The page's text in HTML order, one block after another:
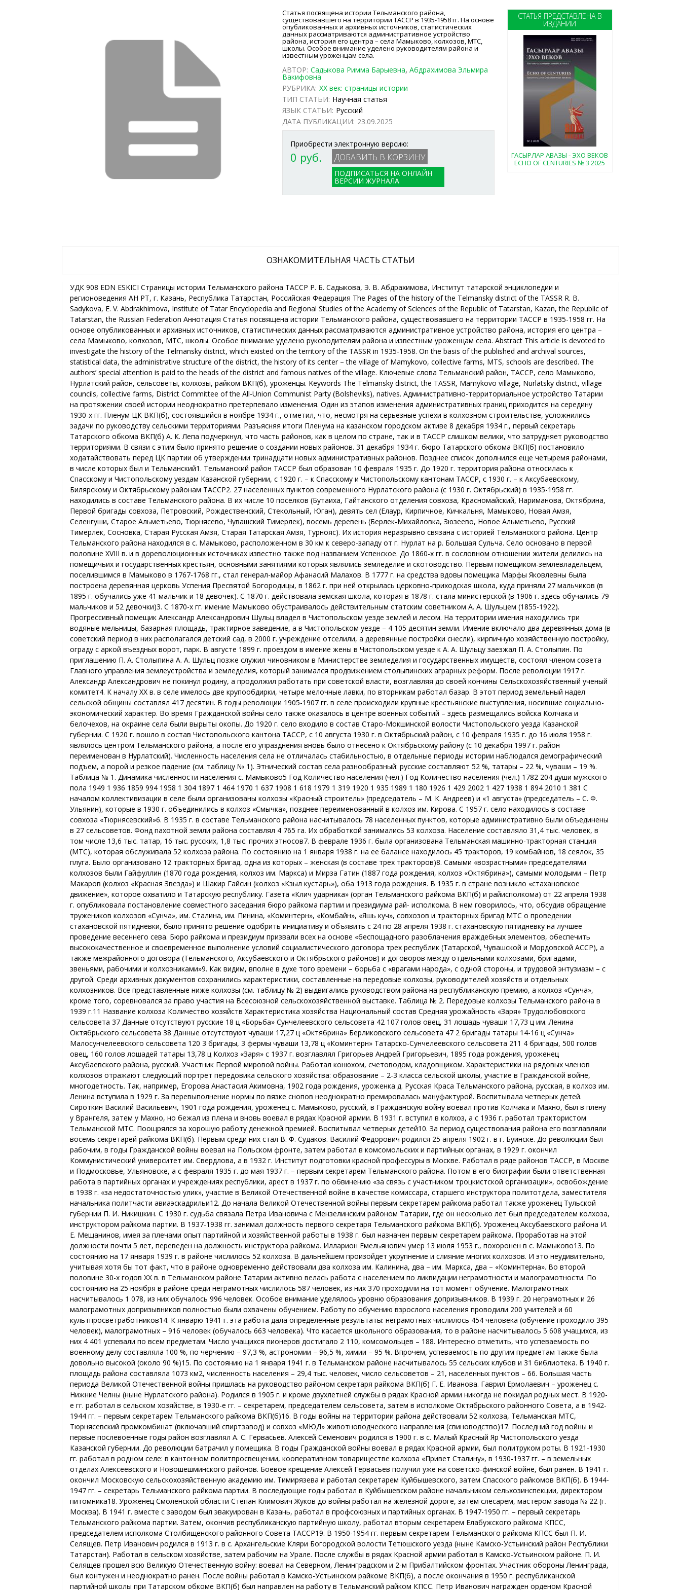
Статья посвящена истории Тельманского района,
существовавшего на территории ТАССР в 1935-1958 гг. На основе
опубликованных и архивных источников, статистических
данных рассматриваются административное устройство
района, история его центра – села Мамыково, колхозов, МТС,
школы. Особое внимание уделено руководителям района и
известным уроженцам села.
АВТОР: Садыкова Римма Барыевна,Абдрахимова Эльмира
Вакифовна
РУБРИКА: ХХ век: страницы истории
ТИП СТАТЬИ: Научная статья
ЯЗЫК СТАТЬИ: Русский
ДАТА ПУБЛИКАЦИИ: 23.09.2025
Приобрести электронную версию:
0 руб.
ПОДПИСАТЬСЯ НА ОНЛАЙН
ВЕРСИИ ЖУРНАЛА
СТАТЬЯ ПРЕДСТАВЛЕНА В
ИЗДАНИИ
ГАСЫРЛАР АВАЗЫ - ЭХО ВЕКОВ
ECHO OF CENTURIES № 3 2025
ОЗНАКОМИТЕЛЬНАЯ ЧАСТЬ СТАТЬИ
УДК 908 EDN ESKICI Страницы истории Тельманского района ТАССР Р. Б. Садыкова, Э. В. Абдрахимова, Институт татарской энциклопедии и регионоведения АН РТ, г. Казань, Республика Татарстан, Российская Федерация The Pages of the history of the Telmansky district of the TASSR R. B. Sadykova, E. V. Abdrakhimova, Institute of Tatar Encyclopedia and Regional Studies of the Academy of Sciences of the Republic of Tatarstan, Kazan, the Republic of Tatarstan, the Russian Federation Аннотация Статья посвящена истории Тельманского района, существовавшего на территории ТАССР в 1935-1958 гг. На основе опубликованных и архивных источников, статистических данных рассматриваются административное устройство района, история его центра – села Мамыково, колхозов, МТС, школы. Особое внимание уделено руководителям района и известным уроженцам села. Abstract This article is devoted to investigate the history of the Telmansky district, which existed on the territory of the TASSR in 1935-1958. On the basis of the published and archival sources, statistical data, the administrative structure of the district, the history of its center – the village of Mamykovo, collective farms, MTS, schools are described. The authors’ special attention is paid to the heads of the district and famous natives of the village. Ключевые слова Тельманский район, ТАССР, село Мамыково, Нурлатский район, сельсоветы, колхозы, райком ВКП(б), уроженцы. Keywords The Telmansky district, the TASSR, Mamykovo village, Nurlatsky district, village councils, collective farms, District Committee of the All-Union Communist Party (Bolsheviks), natives. Административно-тер­риториаль­ное устройство Татарии на протяжении своей истории неоднократно претерпевало изменения. Один из этапов изменения административных границ приходится на середину 1930-х гг. Пленум ЦК ВКП(б), состоявшийся в ноябре 1934 г., отметил, что, несмотря на серьезные успехи в колхозном строительстве, усложнились задачи по руководству сельскими территориями. Разъясняя итоги Пленума на казанском городском активе 8 декабря 1934 г., первый секретарь Татарского обкома ВКП(б) А. К. Лепа подчеркнул, что часть районов, как в целом по стране, так и в ТАССР слишком велики, что затрудняет руководство территориями. В связи с этим было принято решение о создании новых районов. 31 декабря 1934 г. бюро Татарского обкома ВКП(б) постановило ходатайствовать перед ЦК партии об утверждении тринадцати новых административных районов. Позднее список дополнился еще четыремя районами, в числе которых был и Тельманский1. Тельманский район ТАССР был образован 10 февраля 1935 г. До 1920 г. территория района относилась к Спасскому и Чистопольскому уездам Казанской губернии, с 1920 г. – к Спасскому и Чистопольскому кантонам ТАССР, с 1930 г. – к Аксубаевскому, Билярскому и Октябрьскому районам ТАССР2. 27 населенных пунктов современного Нурлатского района (с 1930 г. Октябрьский) в 1935-1958 гг. находились в составе Тельманского района. В их числе 10 поселков (Бутаиха, Гайтанского отделения совхоза, Красномайский, Нариманова, Октябрина, Первой бригады совхоза, Петровский, Рождественский, Стекольный, Юган), девять сел (Елаур, Кирпичное, Кичкальня, Мамыково, Новая Амзя, Селенгуши, Старое Альметьево, Тюрнясево, Чувашский Тимерлек), восемь деревень (Берлек-Михайловка, Зюзеево, Новое Альметьево, Русский Тимерлек, Сосновка, Старая Русская Амзя, Старая Татарская Амзя, Турнояс). Их история неразрывно связана с историей Тельманского района. Центр Тельманского района находился в с. Мамыково, расположенном в 30 км к северо-западу от г. Нурлат на р. Большая Сульча. Село основано в первой половине XVIII в. и в дореволюционных источниках известно также под названием Успенское. До 1860-х гг. в сословном отношении жители делились на помещичьих и государственных крестьян, основными занятиями которых являлись земледелие и скотоводство. Первым помещиком-землевладельцем, поселившимся в Мамыково в 1767-1768 гг., стал генерал-майор Афанасий Малахов. В 1777 г. на средства вдовы помещика Марфы Яковлевны была построена деревянная церковь Успения Пресвятой Богородицы, в 1862 г. при ней открылась церковно-приходская школа, куда приняли 27 мальчиков (в 1895 г. обучались уже 41 мальчик и 18 девочек). С 1870 г. действовала земская школа, которая в 1878 г. стала министерской (в 1906 г. здесь обучались 79 мальчиков и 52 девочки)3. С 1870-х гг. имение Мамыково обустраивалось действительным статским советником А. А. Шульцем (1855-1922). Прогрессивный помещик Александр Александрович Шульц владел в Чистопольском уезде землей и лесом. На территории имения находились три водяные мельницы, базарная площадь, трактирное заведение, а в Чистопольском уезде – 4 105 десятин земли. Имение включало два деревянных дома (в советский период в них располагался детский сад, в 2000 г. учреждение отселили, а деревянные постройки снесли), кирпичную хозяйственную постройку, ограду с аркой въездных ворот, парк. В августе 1899 г. проездом в имение жены в Чистопольском уезде к А. А. Шульцу заезжал П. А. Столыпин. По приглашению П. А. Столыпина А. А. Шульц позже служил чиновником в Министерстве земледелия и государственных имуществ, состоял членом совета Главного управления землеустройства и земледелия, который занимался продвижением столыпинских аграрных реформ. После революции 1917 г. Александр Александрович не покинул родину, а продолжил работать при советской власти, возглавляя до своей кончины Сельскохозяйственный ученый комитет4. К началу XX в. в селе имелось две крупообдирки, четыре мелочные лавки, по вторникам работал базар. В этот период земельный надел сельской общины составлял 417 десятин. В годы революции 1905-1907 гг. в селе происходили крупные крестьянские выступления, носившие социально-экономический характер. Во время Гражданской войны село также оказалось в центре военных событий – здесь размещались войска Колчака и белочехов, на окраине села были вырыты окопы. До 1920 г. село входило в состав Старо-Мокшинской волости Чистопольского уезда Казанской губернии. С 1920 г. вошло в состав Чистопольского кантона ТАССР, с 10 августа 1930 г. в Октябрьский район, с 10 февраля 1935 г. до 16 июля 1958 г. являлось центром Тельманского района, а после его упразднения вновь было отнесено к Октябрьскому району (с 10 декабря 1997 г. район переименован в Нурлатский). Численность населения села не отличалась стабильностью, в отдельные периоды истории наблюдался демографический подъем, а порой и резкое падение (см. таблицу № 1). Этнический состав села разнообразный: русские составляют 52 %, татары – 22 %, чуваши – 19 %. Таблица № 1. Динамика численности населения с. Мамыково5 Год Количество населения (чел.) Год Количество населения (чел.) 1782 204 души мужского пола 1949 1 936 1859 994 1958 1 304 1897 1 464 1970 1 637 1908 1 618 1979 1 319 1920 1 935 1989 1 180 1926 1 429 2002 1 427 1938 1 894 2010 1 381 С началом коллективизации в селе были организованы колхозы «Красный строитель» (председатель – М. К. Андреев) и «1 августа» (председатель – С. Ф. Ульянин), которые в 1930 г. объединились в колхоз «Смычка», позднее переименованный в колхоз им. Кирова. С 1957 г. село находилось в составе совхоза «Тюрнясевский»6. В 1935 г. в составе Тельманского района насчитывалось 78 населенных пунктов, которые административно были объединены в 27 сельсоветов. Фонд пахотной земли района составлял 4 765 га. Их обработкой занимались 53 колхоза. Население составляло 31,4 тыс. человек, в том числе 13,6 тыс. татар, 16 тыс. русских, 1,8 тыс. прочих этносов7. В феврале 1936 г. была организована Тельманская машинно-тракторная станция (МТС), которая обслуживала 52 колхоза района. По состоянию на 1 января 1938 г. на ее балансе находилось 45 тракторов, 19 комбайнов, 18 сеялок, 35 плуга. Было организовано 12 тракторных бригад, одна из которых – женская (в составе трех тракторов)8. Самыми «возрастными» председателями колхозов были Гайфуллин (1870 года рождения, колхоз им. Маркса) и Мирза Гатин (1887 года рождения, колхоз «Октябрина»), самыми молодыми – Петр Макаров (колхоз «Красная Звезда») и Шакир Гайсин (колхоз «Кзыл кустарь»), оба 1913 года рождения. В 1935 г. в стране возникло «стахановское движение», которое охватило и Татарскую республику. Газета «Клич ударника» (орган Тельманского райкома ВКП(б) и райисполкома) от 22 апреля 1938 г. опубликовала постановление совместного заседания бюро райкома партии и президиума рай- исполкома. В нем говорилось, что, обсудив обращение тружеников колхозов «Сунча», им. Сталина, им. Пинина, «Коминтерн», «Комбайн», «Яшь куч», совхозов и тракторных бригад МТС о проведении стахановской пятидневки, было принято решение одобрить инициативу и объявить с 24 по 28 апреля 1938 г. стахановскую пятидневку на лучшее проведение весеннего сева. Бюро райкома и президиум призвали всех на основе «беспощадного разоблачения враждебных элементов, обеспечить высококачественное и свое­временное выполнение условий социалистического договора трех республик (Татарской, Чувашской и Мордовской АССР), а также межрайонного договора (Тельманского, Аксубаевского и Октябрьского районов) и договоров между отдельными колхозами, бригадами, звеньями, рабочими и колхозниками»9. Как видим, вполне в духе того времени – борьба с «врагами народа», с одной стороны, и трудовой энтузиазм – с другой. Среди архивных документов сохранились характеристики, составленные на передовые колхозы, руководителей хозяйств и отдельных колхозников. Все представленные ниже колхозы (см. таблицу № 2) выдвигались руководством района на республиканскую премию, а колхоз «Сунча», кроме того, соревновался за право участия на Всесоюзной сельскохозяйственной выставке. Таблица № 2. Передовые колхозы Тельманского района в 1939 г.11 Название колхоза Количество хозяйств Характеристика хозяйства Национальный состав Средняя урожайность «Заря» Трудолюбовского сельсовета 37 Данные отсутствуют русские 18 ц «Борьба» Сунчелеевского сельсовета 42 107 голов овец, 31 лошадь чуваши 17,73 ц им. Ленина Октябрьского сельсовета 38 Дан